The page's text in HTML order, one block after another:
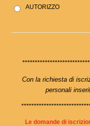
AUTORIZZO
Con la richiesta di
personali
Le domande di